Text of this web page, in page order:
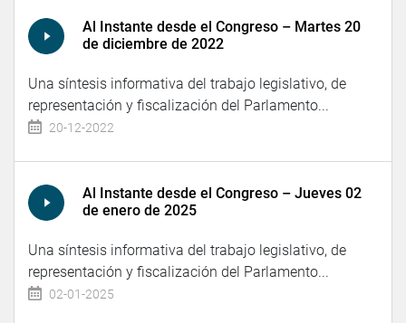
Al Instante desde el Congreso – Martes 20
de diciembre de 2022
Una síntesis informativa del trabajo legislativo, de
representación y fiscalización del Parlamento...
20-12-2022
Al Instante desde el Congreso – Jueves 02
de enero de 2025
Una síntesis informativa del trabajo legislativo, de
representación y fiscalización del Parlamento...
02-01-2025